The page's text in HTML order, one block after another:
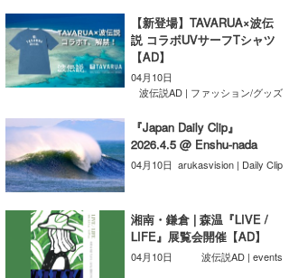
【新登場】TAVARUA×波伝
説 コラボUVサーフTシャツ
【AD】
04月10日
波伝説AD | ファッション/グッズ
『Japan Daily Clip』
2026.4.5 @ Enshu-nada
04月10日 arukasvision | Daily Clip
湘南・鎌倉 | 森温『LIVE /
LIFE』展覧会開催【AD】
04月10日 波伝説AD | events
三輪予報士
小川予報士
上田純子
上條将美
唐澤予報士
SancheZ
ゴン
米山予報士